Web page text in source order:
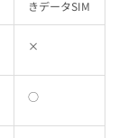
きデータSIM
×
○